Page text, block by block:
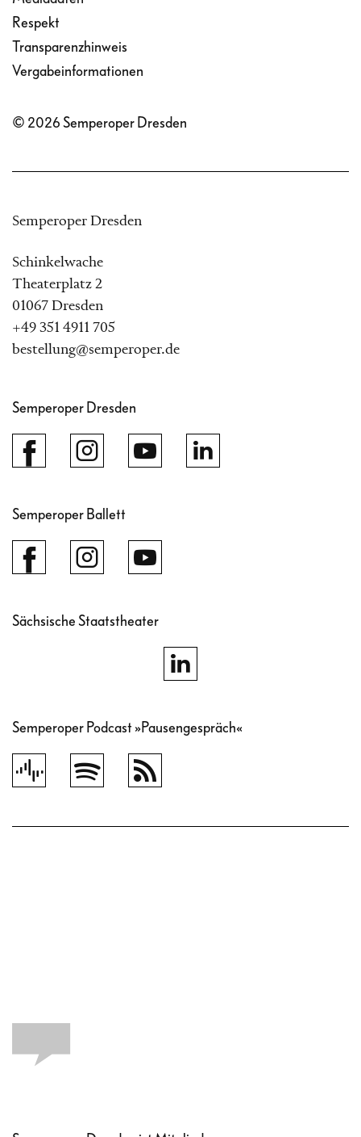
Respekt
Transparenzhinweis
Vergabeinformationen
© 2026 Semperoper Dresden
Semperoper Dresden
Schinkelwache
Theaterplatz 2
01067 Dresden
+49 351 4911 705
bestellung@semperoper.de
Semperoper Dresden
Semperoper Ballett
Sächsische Staatstheater
Semperoper Podcast »Pausengespräch«